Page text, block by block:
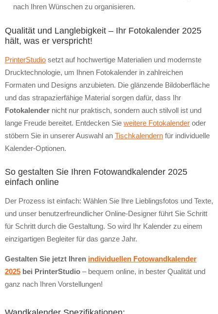
nach Ihren Wünschen zu organisieren.
Qualität und Langlebigkeit – Ihr Fotokalender 2025
hält, was er verspricht!
PrinterStudio setzt auf hochwertige Materialien und modernste
Drucktechnologie, um Ihnen Fotokalender in zahlreichen
Formaten und Designs anzubieten. Die glänzende Bildoberfläche
und das strapazierfähige Material sorgen dafür, dass Ihr
Fotokalender nicht nur praktisch, sondern auch stilvoll ist und
lange Freude bereitet. Entdecken Sie weitere Fotokalender oder
stöbern Sie in unserer Auswahl an Tischkalendern für individuelle
Kalender-Optionen.
So gestalten Sie Ihren Fotowandkalender 2025
einfach online
Der Prozess ist einfach: Wählen Sie Ihre Lieblingsfotos und Texte,
und unser benutzerfreundlicher Online-Designer führt Sie Schritt
für Schritt durch die Gestaltung. So wird Ihr Kalender zu einem
einzigartigen Begleiter für das ganze Jahr.
Gestalten Sie jetzt Ihren individuellen Fotowandkalender
2025 bei PrinterStudio – bequem online, in bester Qualität und
ganz nach Ihren Vorstellungen!